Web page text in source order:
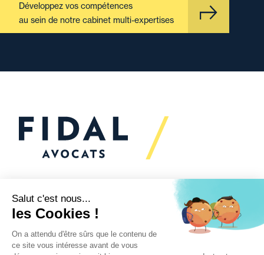
Développez vos compétences
au sein de notre cabinet multi-expertises
Vous souhaitez échanger
avec nous ?
Nous sommes